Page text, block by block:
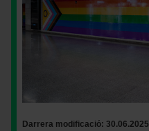
Darrera modificació 30.06.2025